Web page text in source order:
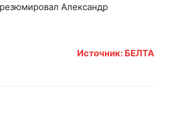
Александр
Источник: БЕЛТА